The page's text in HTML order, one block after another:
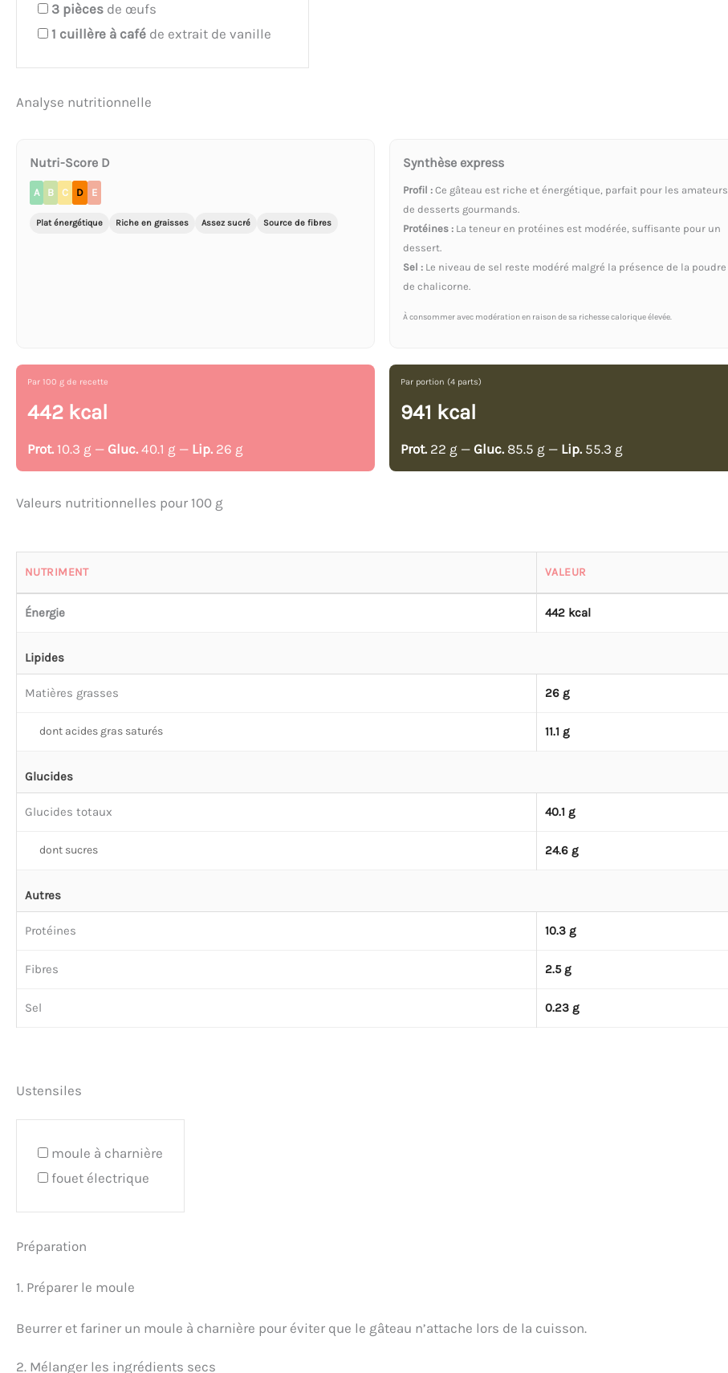
3 pièces de œufs
1 cuillère à café de extrait de vanille
Analyse nutritionnelle
Nutri-Score D
A B C D E
Plat énergétique Riche en graisses Assez sucré Source de fibres
Synthèse express
Profil : Ce gâteau est riche et énergétique, parfait pour les amateurs
de desserts gourmands.
Protéines : La teneur en protéines est modérée, suffisante pour un
dessert.
Sel : Le niveau de sel reste modéré malgré la présence de la poudre
de chalicorne.
À consommer avec modération en raison de sa richesse calorique élevée.
Par 100 g de recette
442 kcal
Prot. 10.3 g — Gluc. 40.1 g — Lip. 26 g
Par portion (4 parts)
941 kcal
Prot. 22 g —Gluc. 85.5 g — Lip. 55.3 g
Valeurs nutritionnelles pour 100 g
NUTRIMENT VALEUR
Énergie 442 kcal
Lipides
Matières grasses 26 g
dont acides gras saturés 11.1 g
Glucides
Glucides totaux 40.1 g
dont sucres 24.6 g
Autres
Protéines 10.3 g
Fibres 2.5 g
Sel 0.23 g
Ustensiles
moule à charnière
fouet électrique
Préparation
1. Préparer le moule
Beurrer et fariner un moule à charnière pour éviter que le gâteau n’attache lors de la cuisson.
2. Mélanger les ingrédients secs